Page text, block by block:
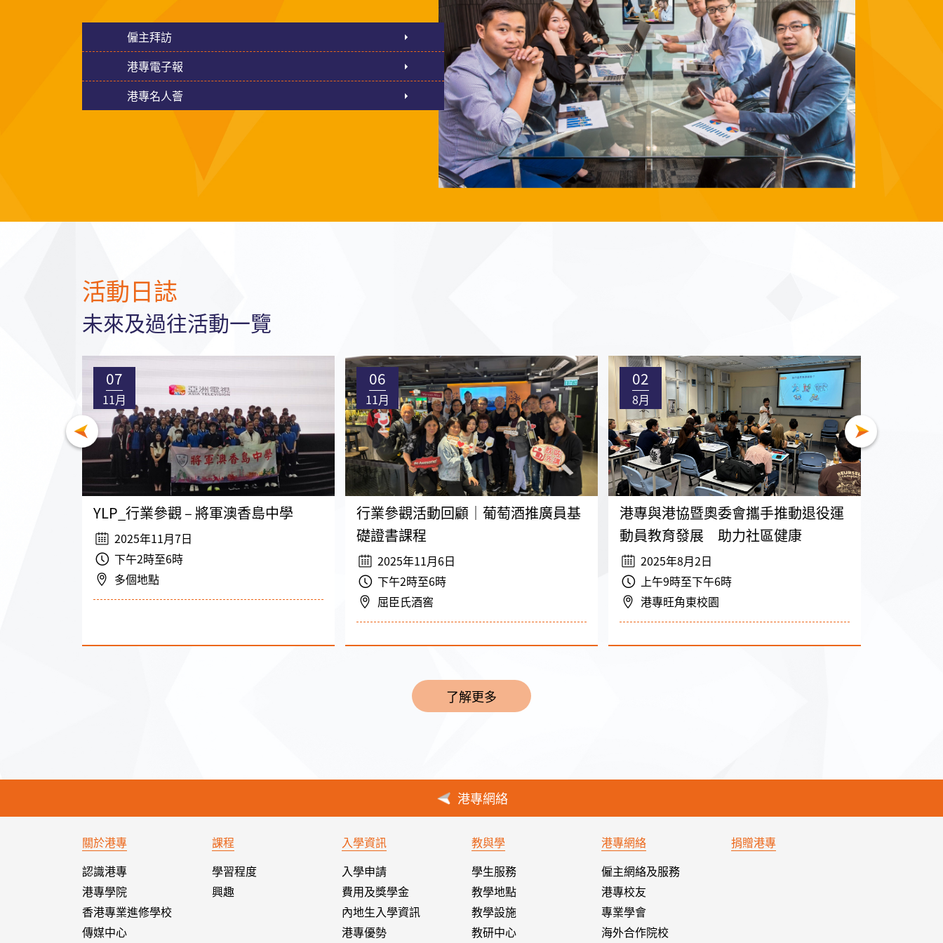
僱主拜訪
港專電子報
港專名人薈
活動日誌
未來及過往活動一覽
07
11月
YLP_行業參觀 – 將軍澳香島中學
2025年11月7日
下午2時至6時
多個地點
06
11月
行業參觀活動回顧｜葡萄酒推廣員基
礎證書課程
2025年11月6日
下午2時至6時
屈臣氏酒窖
02
8月
港專與港協暨奧委會攜手推動退役運
動員教育發展 助力社區健康
2025年8月2日
上午9時至下午6時
港專旺角東校園
了解更多
港專網絡
關於港專
認識港專
港專學院
香港專業進修學校
傳媒中心
課程
學習程度
興趣
入學資訊
入學申請
費用及獎學金
內地生入學資訊
港專優勢
教與學
學生服務
教學地點
教學設施
教研中心
港專網絡
僱主網絡及服務
港專校友
專業學會
海外合作院校
捐贈港專